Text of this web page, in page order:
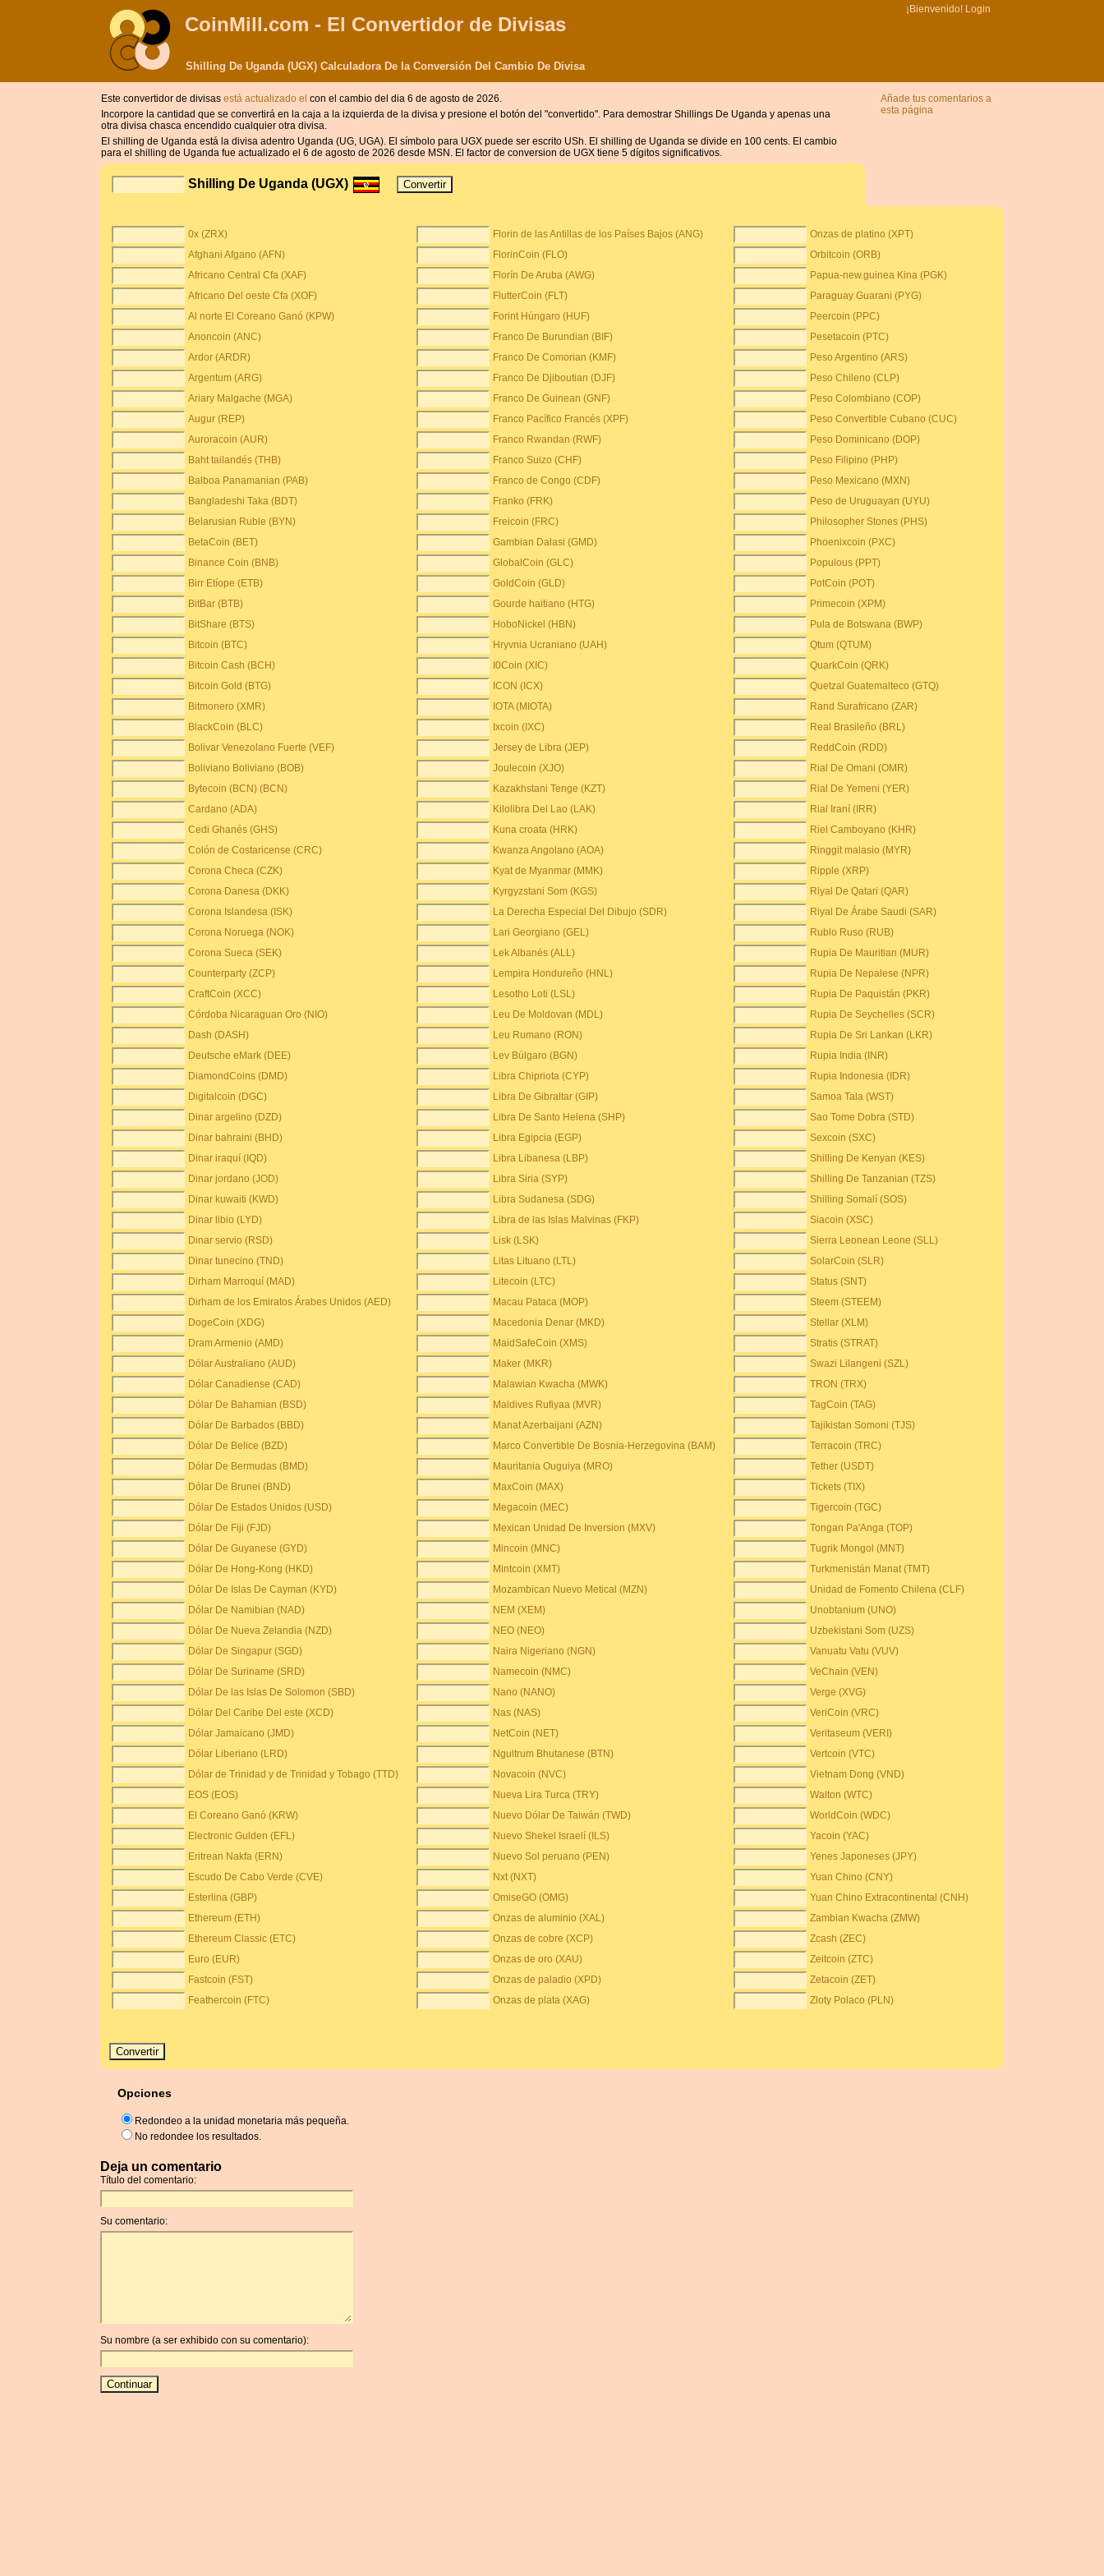
CoinMill.com - El Convertidor de Divisas
¡Bienvenido! Login
Shilling De Uganda (UGX) Calculadora De la Conversión Del Cambio De Divisa
Este convertidor de divisas está actualizado el con el cambio del dia 6 de agosto de 2026.
Incorpore la cantidad que se convertirá en la caja a la izquierda de la divisa y presione el botón del "convertido". Para demostrar Shillings De Uganda y apenas una
otra divisa chasca encendido cualquier otra divisa.
El shilling de Uganda está la divisa adentro Uganda (UG, UGA). El símbolo para UGX puede ser escrito USh. El shilling de Uganda se divide en 100 cents. El cambio
para el shilling de Uganda fue actualizado el 6 de agosto de 2026 desde MSN. El factor de conversion de UGX tiene 5 dígitos significativos.
Añade tus comentarios a
esta página
Shilling De Uganda (UGX)
0x (ZRX) Florin de las Antillas de los Países Bajos (ANG)
Onzas de platino (XPT)
Afghani Afgano (AFN)
FlorinCoin (FLO)
Orbitcoin (ORB)
Africano Central Cfa (XAF)
Florín De Aruba (AWG)
Papua-new.guinea Kina (PGK)
Africano Del oeste Cfa (XOF)
FlutterCoin (FLT)
Paraguay Guarani (PYG)
Al norte El Coreano Ganó (KPW)
Forint Húngaro (HUF)
Peercoin (PPC)
Anoncoin (ANC)
Franco De Burundian (BIF)
Pesetacoin (PTC)
Ardor (ARDR)
Franco De Comorian (KMF)
Peso Argentino (ARS)
Argentum (ARG)
Franco De Djiboutian (DJF)
Peso Chileno (CLP)
Ariary Malgache (MGA)
Franco De Guinean (GNF)
Peso Colombiano (COP)
Augur (REP)
Franco Pacífico Francés (XPF)
Peso Convertible Cubano (CUC)
Auroracoin (AUR)
Franco Rwandan (RWF)
Peso Dominicano (DOP)
Baht tailandés (THB)
Franco Suizo (CHF)
Peso Filipino (PHP)
Balboa Panamanian (PAB)
Franco de Congo (CDF)
Peso Mexicano (MXN)
Bangladeshi Taka (BDT)
Franko (FRK)
Peso de Uruguayan (UYU)
Belarusian Ruble (BYN)
Freicoin (FRC)
Philosopher Stones (PHS)
BetaCoin (BET)
Gambian Dalasi (GMD)
Phoenixcoin (PXC)
Binance Coin (BNB)
GlobalCoin (GLC)
Populous (PPT)
Birr Etíope (ETB)
GoldCoin (GLD)
PotCoin (POT)
BitBar (BTB)
Gourde haitiano (HTG)
Primecoin (XPM)
BitShare (BTS)
HoboNickel (HBN)
Pula de Botswana (BWP)
Bitcoin (BTC)
Hryvnia Ucraniano (UAH)
Qtum (QTUM)
Bitcoin Cash (BCH)
I0Coin (XIC)
QuarkCoin (QRK)
Bitcoin Gold (BTG)
ICON (ICX)
Quetzal Guatemalteco (GTQ)
Bitmonero (XMR)
IOTA (MIOTA)
Rand Surafricano (ZAR)
BlackCoin (BLC)
Ixcoin (IXC)
Real Brasileño (BRL)
Bolivar Venezolano Fuerte (VEF)
Jersey de Libra (JEP)
ReddCoin (RDD)
Boliviano Boliviano (BOB)
Joulecoin (XJO)
Rial De Omani (OMR)
Bytecoin (BCN) (BCN)
Kazakhstani Tenge (KZT)
Rial De Yemeni (YER)
Cardano (ADA)
Kilolibra Del Lao (LAK)
Rial Iraní (IRR)
Cedi Ghanés (GHS)
Kuna croata (HRK)
Riel Camboyano (KHR)
Colón de Costaricense (CRC)
Kwanza Angolano (AOA)
Ringgit malasio (MYR)
Corona Checa (CZK)
Kyat de Myanmar (MMK)
Ripple (XRP)
Corona Danesa (DKK)
Kyrgyzstani Som (KGS)
Riyal De Qatari (QAR)
Corona Islandesa (ISK)
La Derecha Especial Del Dibujo (SDR)
Riyal De Árabe Saudi (SAR)
Corona Noruega (NOK)
Lari Georgiano (GEL)
Rublo Ruso (RUB)
Corona Sueca (SEK)
Lek Albanés (ALL)
Rupia De Mauritian (MUR)
Counterparty (ZCP)
Lempira Hondureño (HNL)
Rupia De Nepalese (NPR)
CraftCoin (XCC)
Lesotho Loti (LSL)
Rupia De Paquistán (PKR)
Córdoba Nicaraguan Oro (NIO)
Leu De Moldovan (MDL)
Rupia De Seychelles (SCR)
Dash (DASH)
Leu Rumano (RON)
Rupia De Sri Lankan (LKR)
Deutsche eMark (DEE)
Lev Búlgaro (BGN)
Rupia India (INR)
DiamondCoins (DMD)
Libra Chipriota (CYP)
Rupia Indonesia (IDR)
Digitalcoin (DGC)
Libra De Gibraltar (GIP)
Samoa Tala (WST)
Dinar argelino (DZD)
Libra De Santo Helena (SHP)
Sao Tome Dobra (STD)
Dinar bahraini (BHD)
Libra Egipcia (EGP)
Sexcoin (SXC)
Dinar iraquí (IQD)
Libra Libanesa (LBP)
Shilling De Kenyan (KES)
Dinar jordano (JOD)
Libra Siria (SYP)
Shilling De Tanzanian (TZS)
Dinar kuwaiti (KWD)
Libra Sudanesa (SDG)
Shilling Somalí (SOS)
Dinar libio (LYD)
Libra de las Islas Malvinas (FKP)
Siacoin (XSC)
Dinar servio (RSD)
Lisk (LSK)
Sierra Leonean Leone (SLL)
Dinar tunecino (TND)
Litas Lituano (LTL)
SolarCoin (SLR)
Dirham Marroquí (MAD)
Litecoin (LTC)
Status (SNT)
Dirham de los Emiratos Árabes Unidos (AED)
Macau Pataca (MOP)
Steem (STEEM)
DogeCoin (XDG)
Macedonia Denar (MKD)
Stellar (XLM)
Dram Armenio (AMD)
MaidSafeCoin (XMS)
Stratis (STRAT)
Dólar Australiano (AUD)
Maker (MKR)
Swazi Lilangeni (SZL)
Dólar Canadiense (CAD)
Malawian Kwacha (MWK)
TRON (TRX)
Dólar De Bahamian (BSD)
Maldives Rufiyaa (MVR)
TagCoin (TAG)
Dólar De Barbados (BBD)
Manat Azerbaijani (AZN)
Tajikistan Somoni (TJS)
Dólar De Belice (BZD)
Marco Convertible De Bosnia-Herzegovina (BAM)
Terracoin (TRC)
Dólar De Bermudas (BMD)
Mauritania Ouguiya (MRO)
Tether (USDT)
Dólar De Brunei (BND)
MaxCoin (MAX)
Tickets (TIX)
Dólar De Estados Unidos (USD)
Megacoin (MEC)
Tigercoin (TGC)
Dólar De Fiji (FJD)
Mexican Unidad De Inversion (MXV)
Tongan Pa'Anga (TOP)
Dólar De Guyanese (GYD)
Mincoin (MNC)
Tugrik Mongol (MNT)
Dólar De Hong-Kong (HKD)
Mintcoin (XMT)
Turkmenistán Manat (TMT)
Dólar De Islas De Cayman (KYD)
Mozambican Nuevo Metical (MZN)
Unidad de Fomento Chilena (CLF)
Dólar De Namibian (NAD)
NEM (XEM)
Unobtanium (UNO)
Dólar De Nueva Zelandia (NZD)
NEO (NEO)
Uzbekistani Som (UZS)
Dólar De Singapur (SGD)
Naira Nigeriano (NGN)
Vanuatu Vatu (VUV)
Dólar De Suriname (SRD)
Namecoin (NMC)
VeChain (VEN)
Dólar De las Islas De Solomon (SBD)
Nano (NANO)
Verge (XVG)
Dólar Del Caribe Del este (XCD)
Nas (NAS)
VeriCoin (VRC)
Dólar Jamaicano (JMD)
NetCoin (NET)
Veritaseum (VERI)
Dólar Liberiano (LRD)
Ngultrum Bhutanese (BTN)
Vertcoin (VTC)
Dólar de Trinidad y de Trinidad y Tobago (TTD)
Novacoin (NVC)
Vietnam Dong (VND)
EOS (EOS)
Nueva Lira Turca (TRY)
Walton (WTC)
El Coreano Ganó (KRW)
Nuevo Dólar De Taiwán (TWD)
WorldCoin (WDC)
Electronic Gulden (EFL)
Nuevo Shekel Israelí (ILS)
Yacoin (YAC)
Eritrean Nakfa (ERN)
Nuevo Sol peruano (PEN)
Yenes Japoneses (JPY)
Escudo De Cabo Verde (CVE)
Nxt (NXT)
Yuan Chino (CNY)
Esterlina (GBP)
OmiseGO (OMG)
Yuan Chino Extracontinental (CNH)
Ethereum (ETH)
Onzas de aluminio (XAL)
Zambian Kwacha (ZMW)
Ethereum Classic (ETC)
Onzas de cobre (XCP)
Zcash (ZEC)
Euro (EUR)
Onzas de oro (XAU)
Zeitcoin (ZTC)
Fastcoin (FST)
Onzas de paladio (XPD)
Zetacoin (ZET)
Feathercoin (FTC)
Onzas de plata (XAG) Zloty Polaco (PLN)
Opciones
Redondeo a la unidad monetaria más pequeña.
No redondee los resultados.
Deja un comentario
Título del comentario:
Su comentario:
Su nombre (a ser exhibido con su comentario):